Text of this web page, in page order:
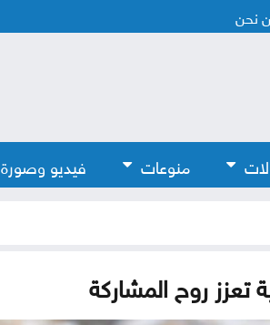
نحن
منوعات فيديو وصورة
روح المشاركة